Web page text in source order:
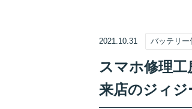
2021.10.31 バッテリー
スマホ修理
来店のジィジ